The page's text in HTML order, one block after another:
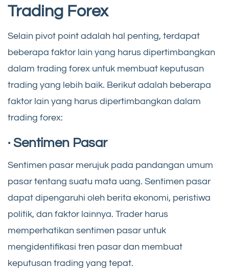
Trading Forex
Selain pivot point adalah hal penting, terdapat
beberapa faktor lain yang harus dipertimbangkan
dalam trading forex untuk membuat keputusan
trading yang lebih baik. Berikut adalah beberapa
faktor lain yang harus dipertimbangkan dalam
trading forex:
· Sentimen Pasar
Sentimen pasar merujuk pada pandangan umum
pasar tentang suatu mata uang. Sentimen pasar
dapat dipengaruhi oleh berita ekonomi, peristiwa
politik, dan faktor lainnya. Trader harus
memperhatikan sentimen pasar untuk
mengidentifikasi tren pasar dan membuat
keputusan trading yang tepat.